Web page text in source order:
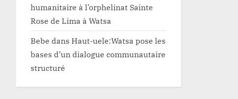
humanitaire à l’orphelinat Sainte
Rose de Lima à Watsa
Bebe dans Haut-uele:Watsa pose les
bases d’un dialogue communautaire
structuré